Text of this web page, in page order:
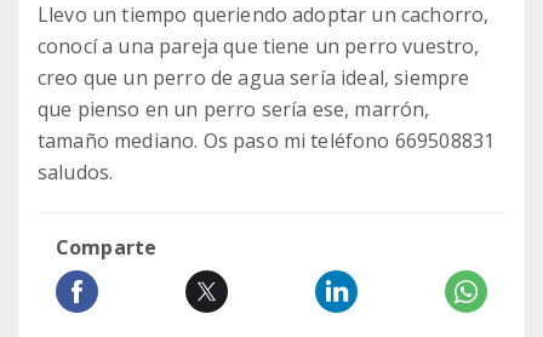
Llevo un tiempo queriendo adoptar un cachorro,
conocí a una pareja que tiene un perro vuestro,
creo que un perro de agua sería ideal, siempre
que pienso en un perro sería ese, marrón,
tamaño mediano. Os paso mi teléfono 669508831
saludos.
Comparte